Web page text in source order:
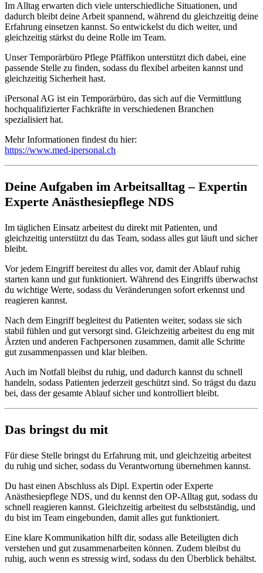
Im Alltag erwarten dich viele unterschiedliche Situationen, und
dadurch bleibt deine Arbeit spannend, während du gleichzeitig deine
Erfahrung einsetzen kannst. So entwickelst du dich weiter, und
gleichzeitig stärkst du deine Rolle im Team.
Unser Temporärbüro Pflege Pfäffikon unterstützt dich dabei, eine
passende Stelle zu finden, sodass du flexibel arbeiten kannst und
gleichzeitig Sicherheit hast.
iPersonal AG ist ein Temporärbüro, das sich auf die Vermittlung
hochqualifizierter Fachkräfte in verschiedenen Branchen
spezialisiert hat.
Mehr Informationen findest du hier:
https://www.med-ipersonal.ch
Deine Aufgaben im Arbeitsalltag – Expertin
Experte Anästhesiepflege NDS
Im täglichen Einsatz arbeitest du direkt mit Patienten, und
gleichzeitig unterstützt du das Team, sodass alles gut läuft und sicher
bleibt.
Vor jedem Eingriff bereitest du alles vor, damit der Ablauf ruhig
starten kann und gut funktioniert. Während des Eingriffs überwachst
du wichtige Werte, sodass du Veränderungen sofort erkennst und
reagieren kannst.
Nach dem Eingriff begleitest du Patienten weiter, sodass sie sich
stabil fühlen und gut versorgt sind. Gleichzeitig arbeitest du eng mit
Ärzten und anderen Fachpersonen zusammen, damit alle Schritte
gut zusammenpassen und klar bleiben.
Auch im Notfall bleibst du ruhig, und dadurch kannst du schnell
handeln, sodass Patienten jederzeit geschützt sind. So trägst du dazu
bei, dass der gesamte Ablauf sicher und kontrolliert bleibt.
Das bringst du mit
Für diese Stelle bringst du Erfahrung mit, und gleichzeitig arbeitest
du ruhig und sicher, sodass du Verantwortung übernehmen kannst.
Du hast einen Abschluss als Dipl. Expertin oder Experte
Anästhesiepflege NDS, und du kennst den OP-Alltag gut, sodass du
schnell reagieren kannst. Gleichzeitig arbeitest du selbstständig, und
du bist im Team eingebunden, damit alles gut funktioniert.
Eine klare Kommunikation hilft dir, sodass alle Beteiligten dich
verstehen und gut zusammenarbeiten können. Zudem bleibst du
ruhig, auch wenn es stressig wird, sodass du den Überblick behältst.